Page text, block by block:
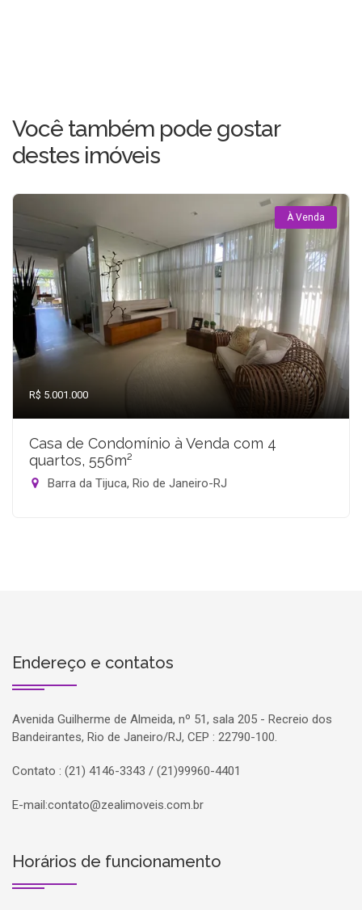
Você também pode gostar
destes imóveis
À Venda
R$ 5.001.000
Casa de Condomínio à Venda com 4
quartos, 556m²
Barra da Tijuca, Rio de Janeiro-RJ
Endereço e contatos
Avenida Guilherme de Almeida, nº 51, sala 205 - Recreio dos
Bandeirantes, Rio de Janeiro/RJ, CEP : 22790-100.
Contato : (21) 4146-3343 / (21)99960-4401
E-mail:contato@zealimoveis.com.br
Horários de funcionamento